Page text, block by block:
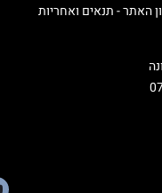
האתר - תנאים ואחריות